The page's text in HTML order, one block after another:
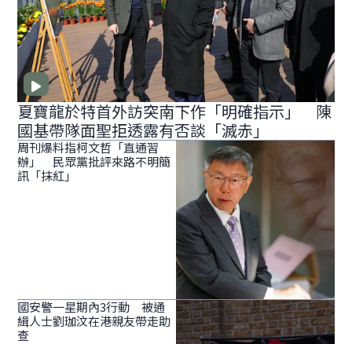
夏寶龍於特首外訪突南下作「明確指示」 陳
國基帶隊面聖拒透露有否談「滅赤」
周刊爆料指柯文哲「直通習
辦」 民眾黨批評來路不明簡
訊「抹紅」
國安警一星期內3行動 被通
緝人士劉珈汶在港親友帶走助
查